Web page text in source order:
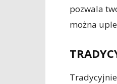
pozwala
można